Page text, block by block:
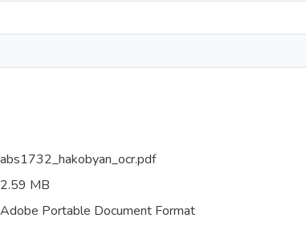
abs1732_hakobyan_ocr.pdf
2.59 MB
Adobe Portable Document Format